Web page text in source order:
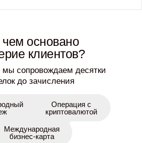
основано
клиентов?
мы сопровождаем десятки
до зачисления
Операция с
криптовалютой
Международная
бизнес-карта